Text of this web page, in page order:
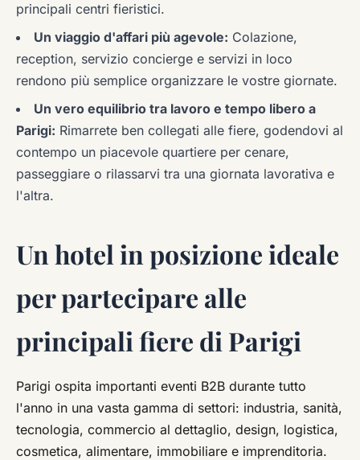
principali centri fieristici.
Un viaggio d'affari più agevole: Colazione,
reception, servizio concierge e servizi in loco
rendono più semplice organizzare le vostre giornate.
Un vero equilibrio tra lavoro e tempo libero a
Parigi: Rimarrete ben collegati alle fiere, godendovi al
contempo un piacevole quartiere per cenare,
passeggiare o rilassarvi tra una giornata lavorativa e
l'altra.
Un hotel in posizione ideale
per partecipare alle
principali fiere di Parigi
Parigi ospita importanti eventi B2B durante tutto
l'anno in una vasta gamma di settori: industria, sanità,
tecnologia, commercio al dettaglio, design, logistica,
cosmetica, alimentare, immobiliare e imprenditoria.